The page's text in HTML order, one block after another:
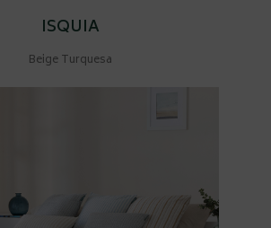
ISQUIA
Beige Turquesa